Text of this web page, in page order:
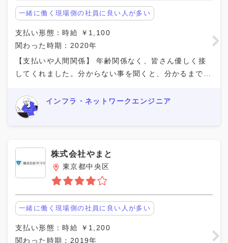
一緒に働く現場側の社員に良い人が多い
支払い形態：時給 ￥1,100
関わった時期：2020年
【支払いや人間関係】 年齢関係なく、皆さん優しく接
してくれました。分からない事を聞くと、分かるまで丁
まっていたら、手を貸していただきました。声をかけな
インフラ・ネットワークエンジニア
株式会社やまと
東京都中央区
一緒に働く現場側の社員に良い人が多い
支払い形態：時給 ￥1,200
関わった時期：2019年